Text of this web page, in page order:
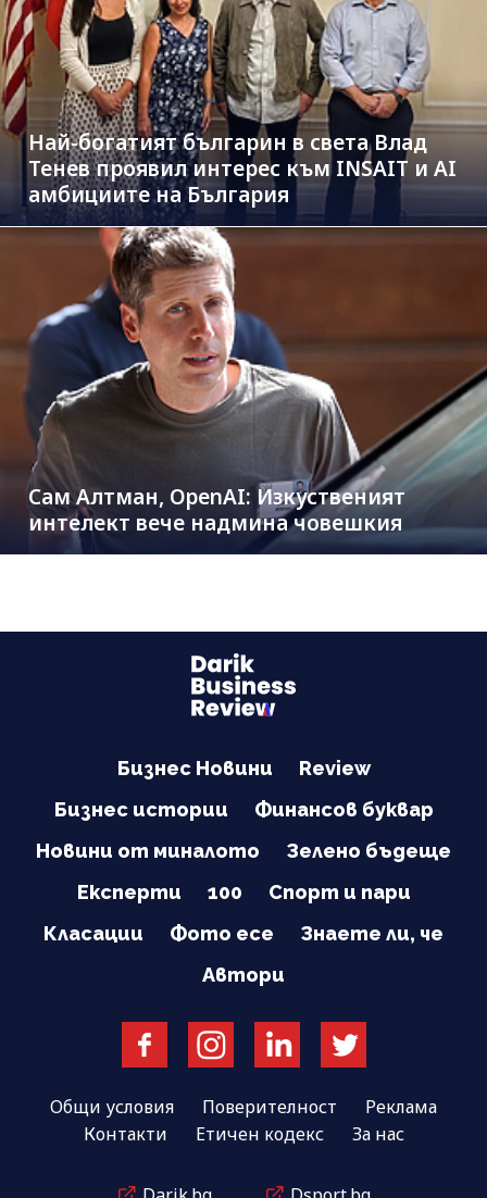
Най-богатият българин в света Влад
Тенев проявил интерес към INSAIT и AI
амбициите на България
Сам Алтман, OpenAI: Изкуственият
интелект вече надмина човешкия
Бизнес Новини
Review
Бизнес истории
Финансов буквар
Новини от миналото
Зелено бъдеще
Експерти
100
Спорт и пари
Класации
Фото есе
Знаете ли, че
Автори
Общи условия Поверителност
Реклама
Контакти
Етичен кодекс За нас